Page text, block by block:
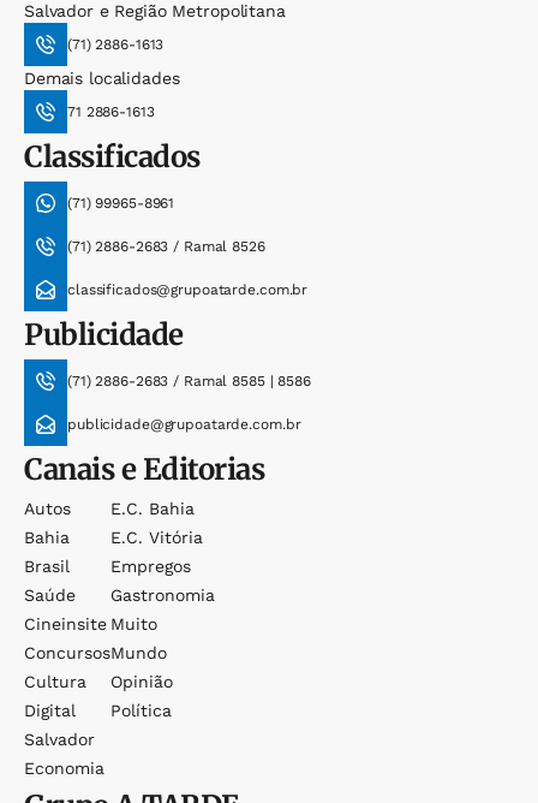
Salvador e Região Metropolitana
(71) 2886-1613
Demais localidades
71 2886-1613
Classificados
(71) 99965-8961
(71) 2886-2683 / Ramal 8526
classificados@grupoatarde.com.br
Publicidade
(71) 2886-2683 / Ramal 8585 | 8586
publicidade@grupoatarde.com.br
Canais e Editorias
Autos
Bahia
Brasil
Saúde
Cineinsite
Concursos
Cultura
Digital
Salvador
Economia
E.c. Bahia
E.c. Vitória
Empregos
Gastronomia
Muito
Mundo
Opinião
Política